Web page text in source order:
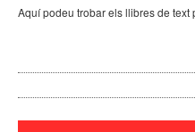
Aquí podeu trobar els llibres de text